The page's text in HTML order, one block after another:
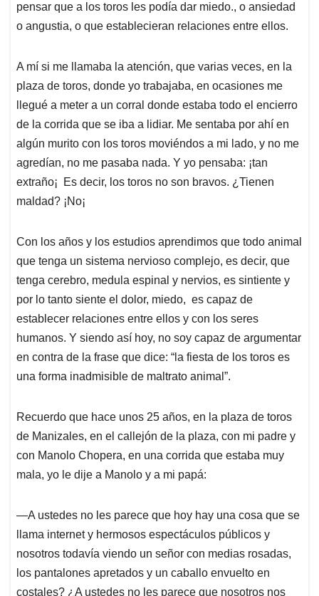
pensar que a los toros les podía dar miedo., o ansiedad
o angustia, o que establecieran relaciones entre ellos.
A mí si me llamaba la atención, que varias veces, en la
plaza de toros, donde yo trabajaba, en ocasiones me
llegué a meter a un corral donde estaba todo el encierro
de la corrida que se iba a lidiar. Me sentaba por ahí en
algún murito con los toros moviéndos a mi lado, y no me
agredían, no me pasaba nada. Y yo pensaba: ¡tan
extraño¡ Es decir, los toros no son bravos. ¿Tienen
maldad? ¡No¡
Con los años y los estudios aprendimos que todo animal
que tenga un sistema nervioso complejo, es decir, que
tenga cerebro, medula espinal y nervios, es sintiente y
por lo tanto siente el dolor, miedo, es capaz de
establecer relaciones entre ellos y con los seres
humanos. Y siendo así hoy, no soy capaz de argumentar
en contra de la frase que dice: “la fiesta de los toros es
una forma inadmisible de maltrato animal”.
Recuerdo que hace unos 25 años, en la plaza de toros
de Manizales, en el callejón de la plaza, con mi padre y
con Manolo Chopera, en una corrida que estaba muy
mala, yo le dije a Manolo y a mi papá:
—A ustedes no les parece que hoy hay una cosa que se
llama internet y hermosos espectáculos públicos y
nosotros todavía viendo un señor con medias rosadas,
los pantalones apretados y un caballo envuelto en
costales? ¿A ustedes no les parece que nosotros nos